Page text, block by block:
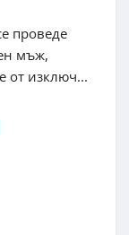
проведе
мъж,
от изключ...